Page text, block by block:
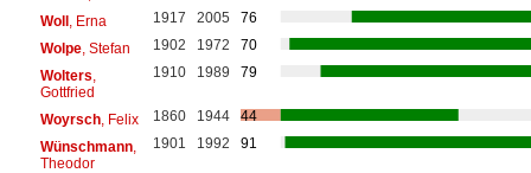
Woll, Erna 1917 2005
76
Wolpe, Stefan 1902 1972
70
Wolters
Gottfried
1910 1989 79
Woyrsch, Felix 1860 1944
44
Wünschmann,
Theodor
1901 1992 91